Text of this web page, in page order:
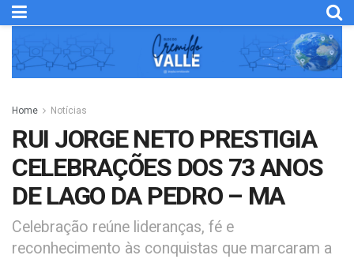
Home Notícias
RUI JORGE NETO PRESTIGIA
CELEBRAÇÕES DOS 73 ANOS
DE LAGO DA PEDRO – MA
Celebração reúne lideranças, fé e
reconhecimento às conquistas que marcaram a